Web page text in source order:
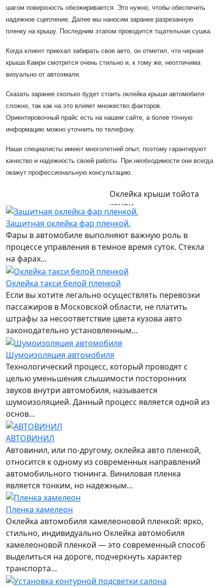
шагом поверхность обезжиривается. Это нужно, чтобы обеспечить
надежное сцепление. Далее мы наносим заранее разрезанную
пленку на крышу. Последним этапом проводится тщательная сушка.
Когда клиент приехал забирать свое авто, он отметил, что черная
крыша Камри смотрится очень стильно и, к тому же, неотличима
визуально от автоэмали.
Сказать заранее сколько будет стоить оклейка крыши автомобиля
сложно, так как на это влияет множество факторов.
Ориентировочный прайс есть на нашем сайте, а более точную
информацию можно уточнить по телефону.
Наши специалисты имеют многолетний опыт, поэтому гарантируют
качество и надежность своей работы. При необходимости они всегда
окажут профессиональную консультацию.
Оклейка крыши тойота
камри
Защитная оклейка фар пленкой.
Фары в автомобиле выполняют важную роль в
процессе управления в темное время суток. Стекла
на фарах…
Оклейка такси белой пленкой
Если вы хотите легально осуществлять перевозки
пассажиров в Московской области, не платить
штрафы за несоответствие цвета кузова авто
законодательно установленным…
Шумоизоляция автомобиля
Технологический процесс, который проводят с
целью уменьшения слышимости посторонних
звуков внутри автомобиля, называется
шумоизоляцией. Данный процесс является одной из
основ…
АВТОВИНИЛ
Автовинил, или по-другому, оклейка авто пленкой,
относится к одному из современных направлений
автомобильного тюнинга. Виниловая пленка
является тонким, но надежным…
Пленка хамелеон
Оклейка автомобиля хамелеоновой пленкой: ярко,
стильно, индивидуально Оклейка автомобиля
хамелеоновой пленкой — это современный способ
выделиться на дороге, подчеркнуть характер
транспорта…